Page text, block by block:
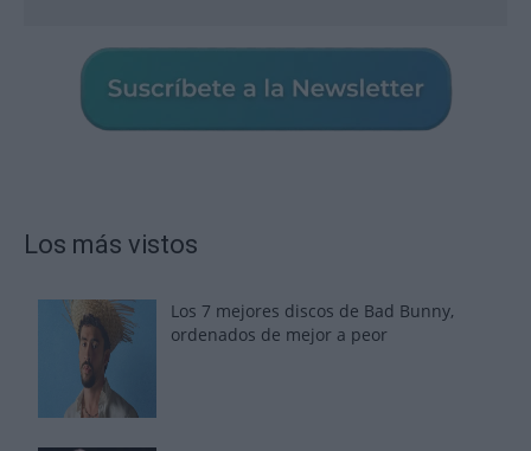
Los más vistos
Los 7 mejores discos de Bad Bunny,
ordenados de mejor a peor